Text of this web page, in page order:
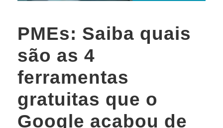
PMEs: Saiba quais
são as 4
ferramentas
gratuitas que o
Google acabou de